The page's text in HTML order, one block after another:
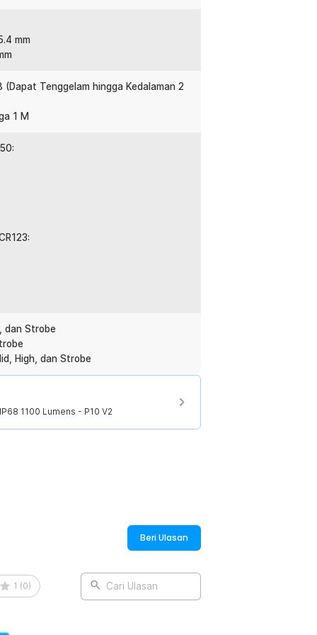
mm
Tenggelam hingga Kedalaman 2
1 M
dan Strobe
High, dan Strobe
1100 Lumens - P10 V2
Beri Ulasan
1 (0) Cari Ulasan